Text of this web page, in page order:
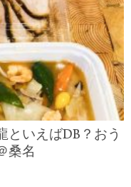
いえばDB？おう
桑名